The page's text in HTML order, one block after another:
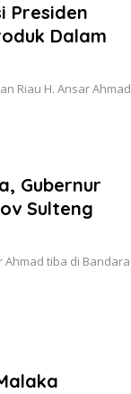
Presiden
Dalam
Riau H. Ansar Ahmad
Gubernur
Sulteng
Ahmad tiba di Bandara